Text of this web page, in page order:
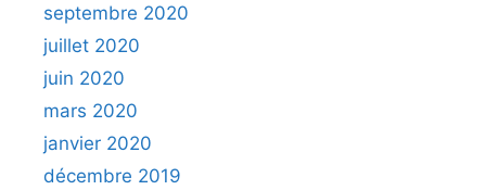
septembre 2020
juillet 2020
juin 2020
mars 2020
janvier 2020
décembre 2019